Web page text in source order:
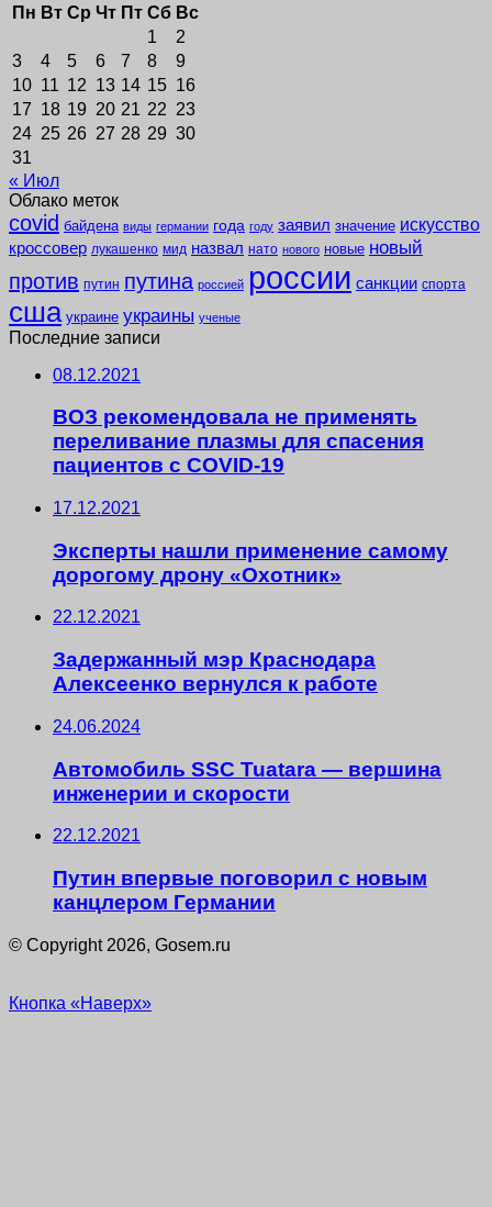
Пн Вт Ср Чт Пт Сб Вс
1
2
3
4 5 6 7 8
9
10 11 12 13 14 15 16
17 18 19 20 21 22 23
24 25 26 27 28 29 30
31
« Июл
Облако меток
covid байдена виды германии года году заявил значение искусство
кроссовер лукашенко мид назвал нато нового новые новый
против путин путина россией россии санкции спорта
сша украине украины ученые
Последние записи
08.12.2021
ВОЗ рекомендовала не применять
переливание плазмы для спасения
пациентов с COVID-19
17.12.2021
Эксперты нашли применение самому
дорогому дрону «Охотник»
22.12.2021
Задержанный мэр Краснодара
Алексеенко вернулся к работе
24.06.2024
Автомобиль SSC Tuatara — вершина
инженерии и скорости
22.12.2021
Путин впервые поговорил с новым
канцлером Германии
© Copyright 2026, Gosem.ru
Кнопка «Наверх»